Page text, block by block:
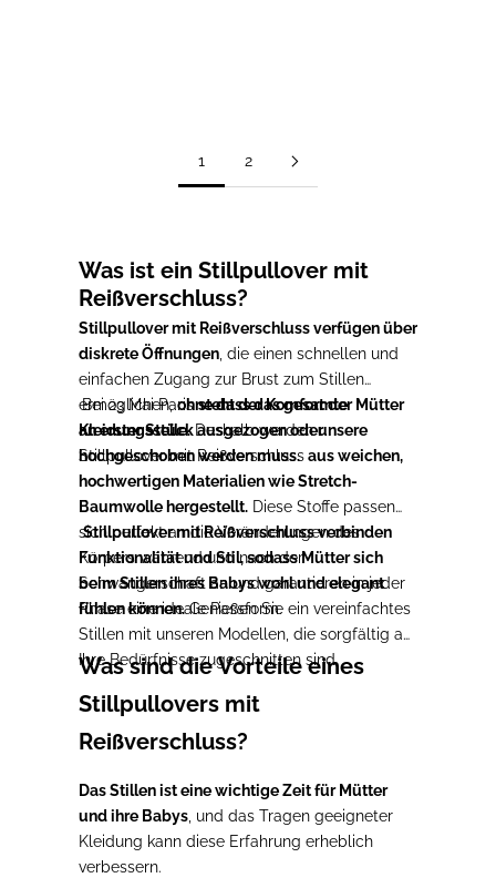
1 2
Was ist ein Stillpullover mit
Reißverschluss?
Stillpullover mit Reißverschluss verfügen über
diskrete Öffnungen, die einen schnellen und
einfachen Zugang zur Brust zum Stillen
ermöglichen,ohne dass das gesamte
Kleidungsstück ausgezogen oder
hochgeschoben werden muss.
Bei 23 Mai Parissteht der Komfort der Mütter
an erster Stelle.Deshalb werdenunsere
Stillpullover mit Reißverschlussaus weichen,
hochwertigen Materialien wie Stretch-
Baumwolle hergestellt. Diese Stoffe passen
sich perfekt an die Veränderungen des
Körpers während und nach der
Schwangerschaft an und garantieren in jeder
Phase eine ideale Passform.
Stillpullover mit Reißverschluss verbinden
Funktionalität und Stil, sodass Mütter sich
beim Stillen ihres Babys wohl und elegant
fühlen können.Genießen Sie ein vereinfachtes
Stillen mit unseren Modellen, die sorgfältig auf
Ihre Bedürfnisse zugeschnitten sind.
Was sind die Vorteile eines
Stillpullovers mit
Reißverschluss?
Das Stillen ist eine wichtige Zeit für Mütter
und ihre Babys, und das Tragen geeigneter
Kleidung kann diese Erfahrung erheblich
verbessern.